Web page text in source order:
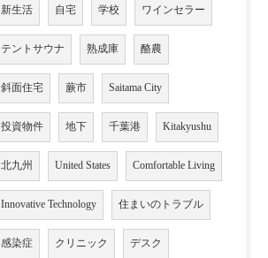
新生活 自宅 学校 ワインセラー
テントサウナ 熟成庫 酪農
斜面住宅 蕨市 Saitama City
投資物件 地下 千葉港 Kitakyushu
北九州 United States Comfortable Living
Innovative Technology 住まいのトラブル
感染症 クリニック デスク